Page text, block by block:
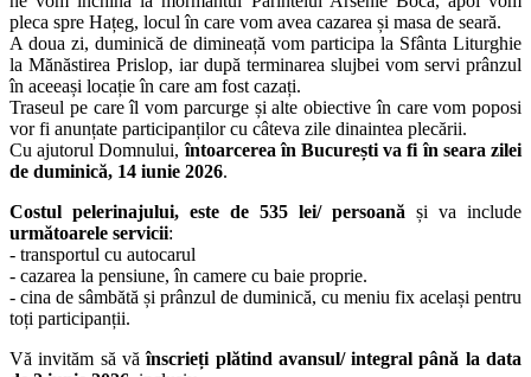
pleca spre Hațeg, locul în care vom avea cazarea și masa de seară.
A doua zi, duminică de dimineață vom participa la Sfânta Liturghie
la Mănăstirea Prislop, iar după terminarea slujbei vom servi prânzul
în aceeași locație în care am fost cazați.
Traseul pe care îl vom parcurge și alte obiective în care vom poposi
vor fi anunțate participanților cu câteva zile dinaintea plecării.
Cu ajutorul Domnului, întoarcerea în București va fi în seara zilei
de duminică, 14 iunie 2026.
Costul pelerinajului, este de 535 lei/ persoană și va include
următoarele servicii:
- transportul cu autocarul
- cazarea la pensiune, în camere cu baie proprie.
- cina de sâmbătă și prânzul de duminică, cu meniu fix același pentru
toți participanții.
Vă invităm să vă înscrieți plătind avansul/ integral până la data